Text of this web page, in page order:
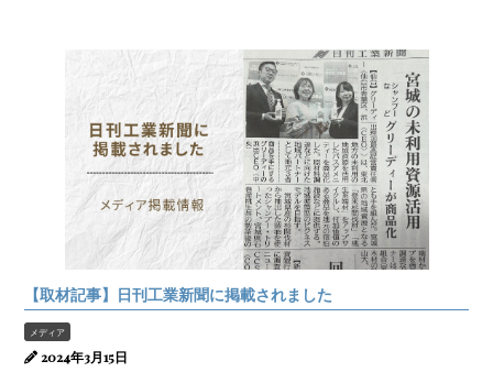
【取材記事】日刊工業新聞に掲載されました
メディア
2024年3月15日